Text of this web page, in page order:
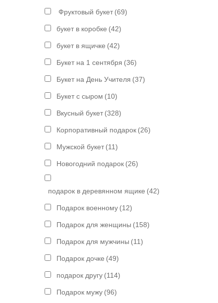
Фруктовый букет (69)
букет в коробке (42)
букет в ящичке (42)
Букет на 1 сентября (36)
Букет на День Учителя (37)
Букет с сыром (10)
Вкусный букет (328)
Корпоративный подарок (26)
Мужской букет (11)
Новогодний подарок (26)
подарок в деревянном ящике (42)
Подарок военному (12)
Подарок для женщины (158)
Подарок для мужчины (11)
Подарок дочке (49)
подарок другу (114)
Подарок мужу (96)